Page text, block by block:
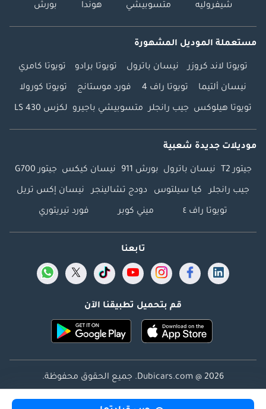
شيفروليه متسوبيشي هوندا بورش
مستعملة الموديل المشهورة
تويوتا لاند كروزر نيسان باترول تويوتا برادو تويوتا كامري
نيسان ألتيما تويوتا راف 4 فورد موستانج تويوتا كورولا
تويوتا هيلوكس جيب رانجلر متسوبيشي باجيرو لكزس LS 430
موديلات جديدة شعبية
جيتور T2 نيسان باترول بورش 911 نيسان كيكس جيتور G700
جيب رانجلر كيا سيلتوس دودج تشالينجر نيسان إكس تريل
تويوتا راف ٤ ميني كوبر فورد تيريتوري
تابعنا
قم بتحميل تطبيقنا الآن
Dubicars.com @ 2026. جميع الحقوق محفوظة.
العنوان: 2114 ، برج شذى ، المدينة الإعلامية ، دبي ، الإمارات